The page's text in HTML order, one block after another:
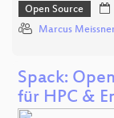
Open Source
Marcus
Spack:
für HPC &